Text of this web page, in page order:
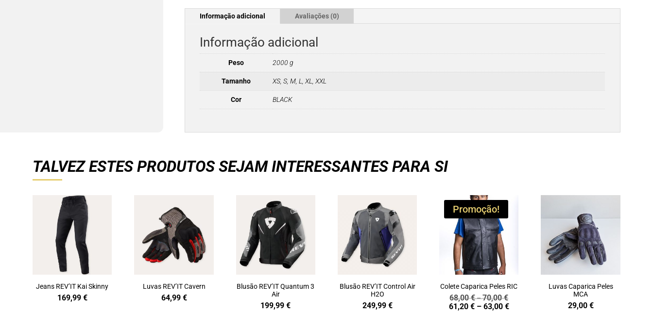
Informação adicional Avaliações (0)
Informação adicional
Peso 2000 g
Tamanho XS, S, M, L, XL, XXL
Cor BLACK
TALVEZ ESTES PRODUTOS SEJAM INTERESSANTES PARA SI
Jeans REV’IT Kai Skinny
169,99 €
Luvas REV’IT Cavern
64,99 €
Blusão REV’IT Quantum 3
Air
199,99€
Blusão REV’IT Control Air
H2O
249,99 €
Promoção!
Colete Caparica Peles RIC
68,00€–70,00€Price
range:
61,20 € – 63,00 €Price
Luvas Caparica Peles
MCA
29,00 €